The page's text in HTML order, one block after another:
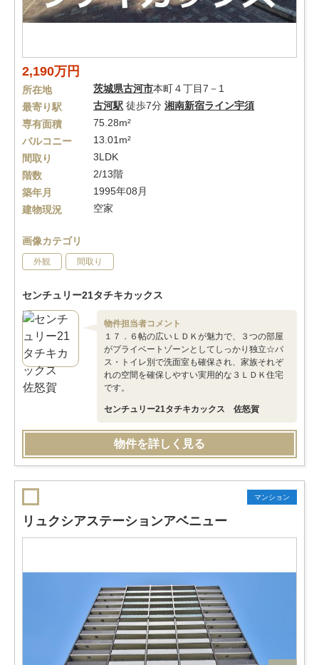
2,190万円
所在地 茨城県古河市本町４丁目7－1
最寄り駅
古河駅 徒歩7分 湘南新宿ライン宇須
専有面積
75.28m²
バルコニー
13.01m²
間取り
3LDK
階数
2/13階
築年月
1995年08月
建物現況
空家
画像カテゴリ
外観 間取り
センチュリー21タチキカックス
物件担当者コメント
１７．６帖の広いＬＤＫが魅力で、３つの部屋
がプライベートゾーンとしてしっかり独立☆バ
ス・トイレ別で洗面室も確保され、家族それぞ
れの空間を確保しやすい実用的な３ＬＤＫ住宅
です。
センチュリー21タチキカックス 佐怒賀
物件を詳しく見る
マンション
リュクシアステーションアベニュー